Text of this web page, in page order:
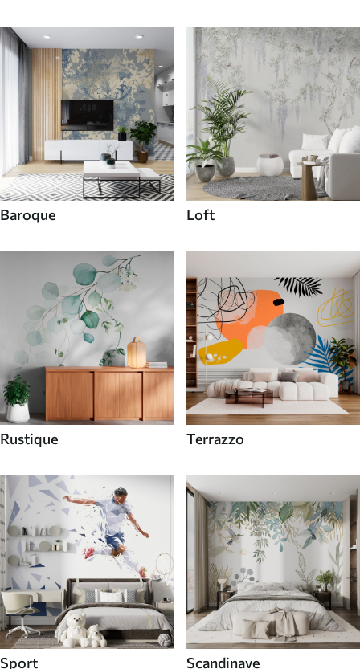
Baroque Loft
Rustique Terrazzo
Sport Scandinave